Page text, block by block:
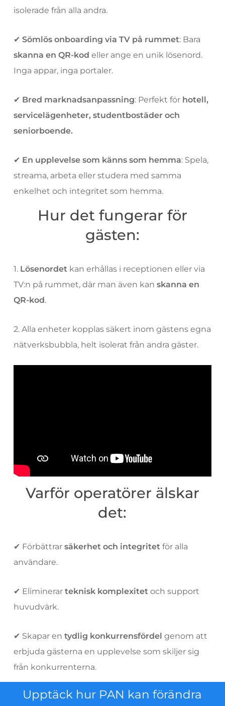
isolerade från alla andra.
✔ Sömlös onboarding via TV på rummet: Bara
skanna en QR-kod eller ange en unik lösenord.
Inga appar, inga portaler.
✔ Bred marknadsanpassning: Perfekt för hotell,
servicelägenheter, studentbostäder och
seniorboende.
✔ En upplevelse som känns som hemma: Spela,
streama, arbeta eller studera med samma
enkelhet och integritet som hemma.
Hur det fungerar för
gästen:
1. Lösenordet kan erhållas i receptionen eller via
TV:n på rummet, där man även kan skanna en
QR-kod.
2. Alla enheter kopplas säkert inom gästens egna
nätverksbubbla, helt isolerat från andra gäster.
Varför operatörer älskar
det:
✔ Förbättrar säkerhet och integritetför alla
användare.
✔ Eliminerarteknisk komplexitetoch support
huvudvärk.
✔ Skapar en tydlig konkurrensfördel genom att
erbjuda gästerna en upplevelse som skiljer sig
från konkurrenterna.
Upptäck hur PAN kan förändra